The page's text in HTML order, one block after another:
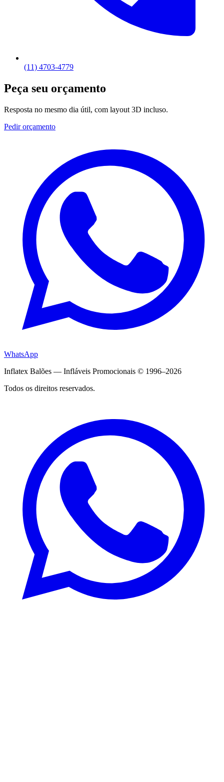
(11) 4703-4779
Peça seu orçamento
Resposta no mesmo dia útil, com layout 3D incluso.
Pedir orçamento
WhatsApp
Inflatex Balões — Infláveis Promocionais © 1996–2026
Todos os direitos reservados.